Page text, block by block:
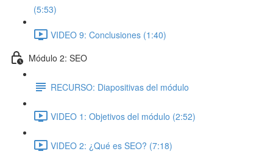
(5:53)
VIDEO 9: Conclusiones (1:40)
Módulo 2: SEO
RECURSO: Diapositivas del módulo
VIDEO 1: Objetivos del módulo (2:52)
VIDEO 2: ¿Qué es SEO? (7:18)